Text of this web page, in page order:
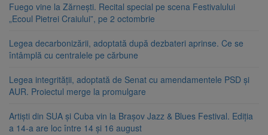
Fuego vine la Zărnești. Recital special pe scena Festivalului
„Ecoul Pietrei Craiului”, pe 2 octombrie
Legea decarbonizării, adoptată după dezbateri aprinse. Ce se
întâmplă cu centralele pe cărbune
Legea integrității, adoptată de Senat cu amendamentele PSD și
AUR. Proiectul merge la promulgare
Artiști din SUA și Cuba vin la Brașov Jazz & Blues Festival. Ediția
a 14-a are loc între 14 și 16 august